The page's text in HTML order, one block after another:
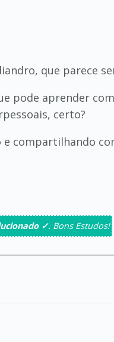
que parece
pode aprender
certo?
compartilhando
✓. Bons Estudos!